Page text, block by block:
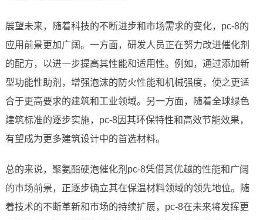
展望未来，随着科技的不断进步和市场需求的变化，pc-8的
应用前景更加广阔。一方面，研发人员正在努力改进催化剂
的配方，以进一步提高其性能和适用性。例如，通过添加新
型功能性助剂，增强泡沫的防火性能和机械强度，使之更适
合于更高要求的建筑和工业领域。另一方面，随着全球绿色
建筑标准的逐步实施，pc-8因其环保特性和高效节能效果，
有望成为更多建筑设计中的首选材料。
总的来说，聚氨酯硬泡催化剂pc-8凭借其优越的性能和广阔
的市场前景，正逐步确立其在保温材料领域的领先地位。随
着技术的不断革新和市场的持续扩展，pc-8在未来将发挥更